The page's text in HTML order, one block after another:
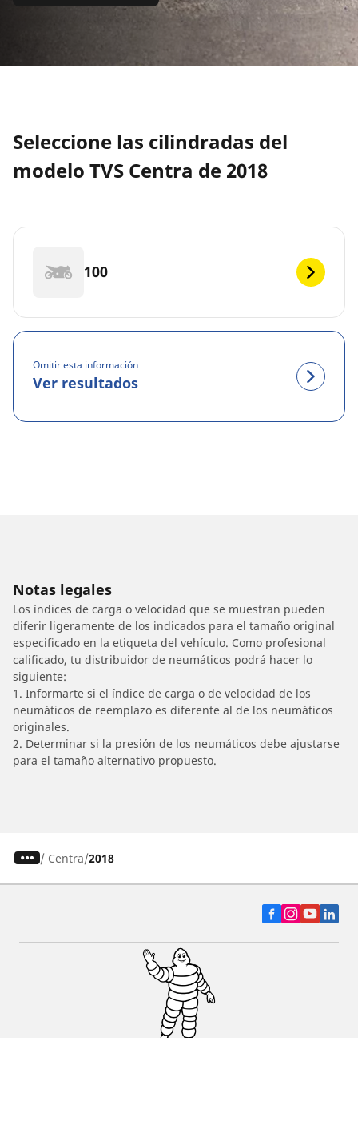
Seleccione las cilindradas del
modelo TVS Centra de 2018
100
Omitir esta información
Ver resultados
Notas legales
Los índices de carga o velocidad que se muestran pueden
diferir ligeramente de los indicados para el tamaño original
especificado en la etiqueta del vehículo. Como profesional
calificado, tu distribuidor de neumáticos podrá hacer lo
siguiente:
1. Informarte si el índice de carga o de velocidad de los
neumáticos de reemplazo es diferente al de los neumáticos
originales.
2. Determinar si la presión de los neumáticos debe ajustarse
para el tamaño alternativo propuesto.
/ Centra 2018